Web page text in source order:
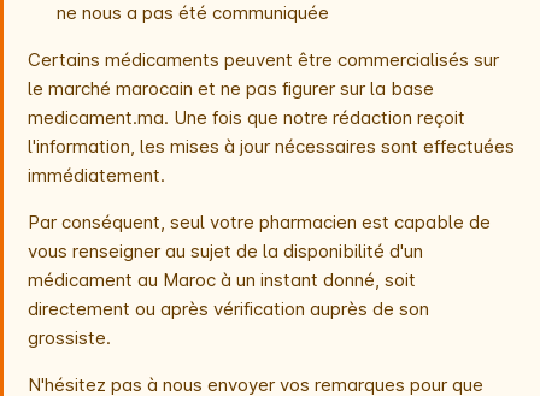
ne nous a pas été communiquée
Certains médicaments peuvent être commercialisés sur
le marché marocain et ne pas figurer sur la base
medicament.ma. Une fois que notre rédaction reçoit
l'information, les mises à jour nécessaires sont effectuées
immédiatement.
Par conséquent, seul votre pharmacien est capable de
vous renseigner au sujet de la disponibilité d'un
médicament au Maroc à un instant donné, soit
directement ou après vérification auprès de son
grossiste.
N'hésitez pas à nous envoyer vos remarques pour que